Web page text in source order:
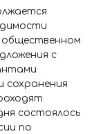
общественном
с
сохранения
состоялось
по